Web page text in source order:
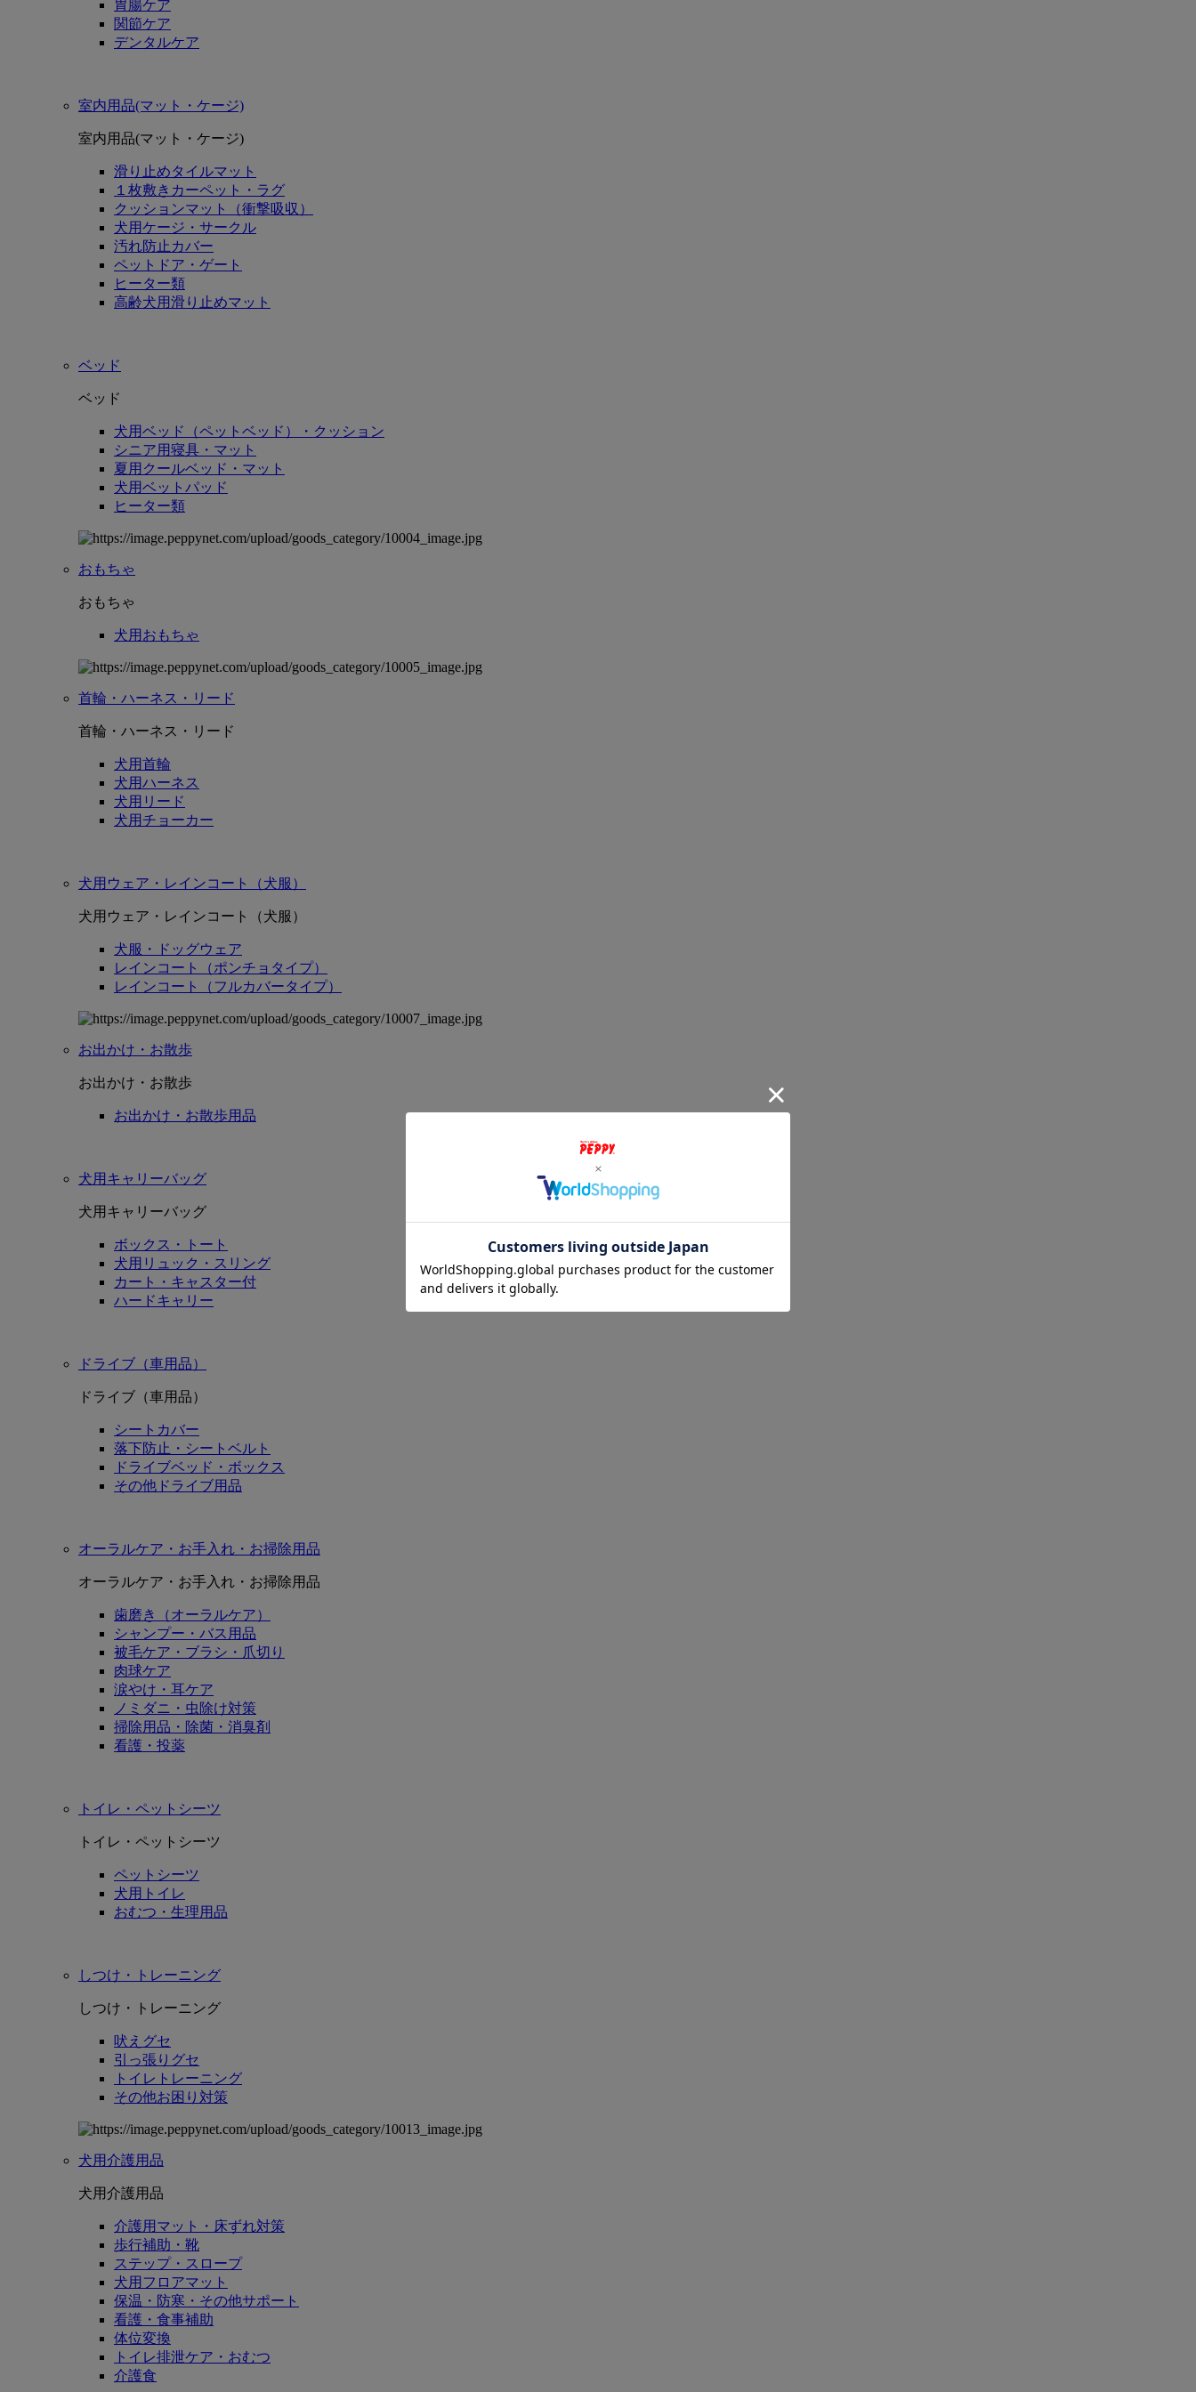
胃腸ケア
関節ケア
デンタルケア
室内用品(マット・ケージ)
室内用品(マット・ケージ)
滑り止めタイルマット
１枚敷きカーペット・ラグ
クッションマット（衝撃吸収）
犬用ケージ・サークル
汚れ防止カバー
ペットドア・ゲート
ヒーター類
高齢犬用滑り止めマット
ベッド
ベッド
犬用ベッド（ペットベッド）・クッション
シニア用寝具・マット
夏用クールベッド・マット
犬用ベットパッド
ヒーター類
おもちゃ
おもちゃ
犬用おもちゃ
首輪・ハーネス・リード
首輪・ハーネス・リード
犬用首輪
犬用ハーネス
犬用リード
犬用チョーカー
犬用ウェア・レインコート（犬服）
犬用ウェア・レインコート（犬服）
犬服・ドッグウェア
レインコート（ポンチョタイプ）
レインコート（フルカバータイプ）
お出かけ・お散歩
お出かけ・お散歩
お出かけ・お散歩用品
犬用キャリーバッグ
犬用キャリーバッグ
ボックス・トート
犬用リュック・スリング
カート・キャスター付
ハードキャリー
ドライブ（車用品）
ドライブ（車用品）
シートカバー
落下防止・シートベルト
ドライブベッド・ボックス
その他ドライブ用品
オーラルケア・お手入れ・お掃除用品
オーラルケア・お手入れ・お掃除用品
歯磨き（オーラルケア）
シャンプー・バス用品
被毛ケア・ブラシ・爪切り
肉球ケア
涙やけ・耳ケア
ノミダニ・虫除け対策
掃除用品・除菌・消臭剤
看護・投薬
トイレ・ペットシーツ
トイレ・ペットシーツ
ペットシーツ
犬用トイレ
おむつ・生理用品
しつけ・トレーニング
しつけ・トレーニング
吠えグセ
引っ張りグセ
トイレトレーニング
その他お困り対策
犬用介護用品
犬用介護用品
介護用マット・床ずれ対策
歩行補助・靴
ステップ・スロープ
犬用フロアマット
保温・防寒・その他サポート
看護・食事補助
体位変換
トイレ排泄ケア・おむつ
介護食